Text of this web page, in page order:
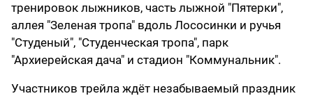
тренировок лыжников, часть лыжной "Пятерки",
аллея "Зеленая тропа" вдоль Лососинки и ручья
"Студеный", "Студенческая тропа", парк
"Архиерейская дача" и стадион "Коммунальник".
Участников трейла ждёт незабываемый праздник